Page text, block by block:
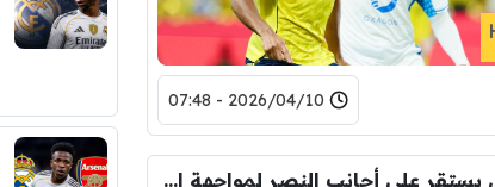
2026/04/10 - 07:48
خيسوس يستقر على أجانب النصر لمواجهة الأخدود !